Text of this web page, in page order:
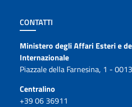
Sezione footer
CONTATTI
Contatti
Ministero degli Affari Esteri e
Internazionale
Piazzale della Farnesina, 1 -
Centralino
+39 06 36911